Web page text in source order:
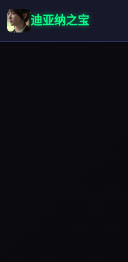
迪亚纳之宝